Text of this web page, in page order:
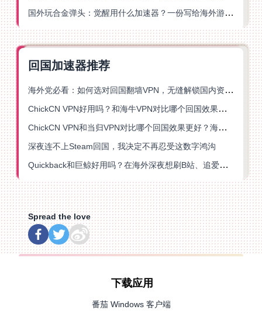
国外玩合金弹头：觉醒用什么加速器？一份写给海外游子的畅玩指南
回国加速器推荐
海外党必看：如何选对回国翻墙VPN，无缝解锁国内资源？
ChickCN VPN好用吗？和海牛VPN对比哪个回国效果更好？
ChickCN VPN和当归VPN对比哪个回国效果更好？海外党亲测后选了它
深夜连不上Steam回国，我决定不再忍受这数字鸿沟
Quickback和巨鲸好用吗？在海外深夜想刷B站、追爱奇艺的你，或许正需要这份答案
Spread the love
下载应用
番茄 Windows 客户端